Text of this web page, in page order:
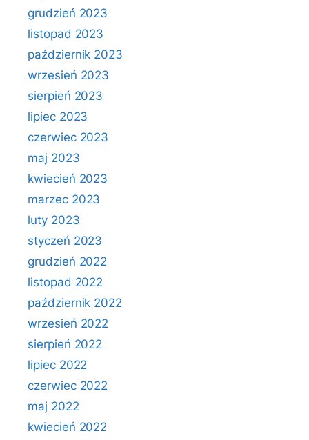
grudzień 2023
listopad 2023
październik 2023
wrzesień 2023
sierpień 2023
lipiec 2023
czerwiec 2023
maj 2023
kwiecień 2023
marzec 2023
luty 2023
styczeń 2023
grudzień 2022
listopad 2022
październik 2022
wrzesień 2022
sierpień 2022
lipiec 2022
czerwiec 2022
maj 2022
kwiecień 2022